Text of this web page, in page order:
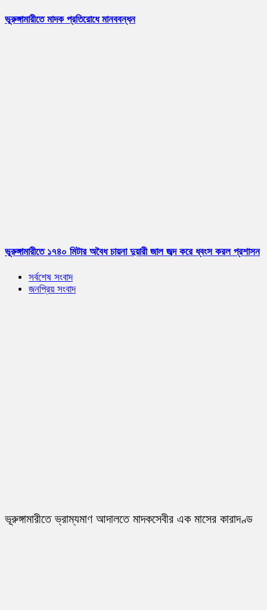
ভূরুঙ্গামারীতে মাদক প্রতিরোধে মানববন্ধন
ভূরুঙ্গামারীতে ১৭৪০ মিটার অবৈধ চায়না দুয়ারী জাল জব্দ করে ধ্বংস করল প্রশাসন
সর্বশেষ সংবাদ
জনপ্রিয় সংবাদ
ভূরুঙ্গামারীতে ভ্রাম্যমাণ আদালতে মাদকসেবীর এক মাসের কারাদণ্ড